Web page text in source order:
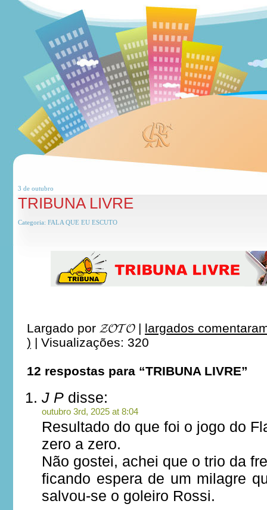
3 de outubro
TRIBUNA LIVRE
Categoria: FALA QUE EU ESCUTO
Largado por 𝓩𝓞𝓣𝓞| largados
) | Visualizações: 320
12 respostas para “TRIBUNA LIVRE”
J P disse:
outubro 3rd, 2025 at 8:04
Resultado do que foi o jogo do
zero a zero.
Não gostei, achei que o trio da
ficando espera de um milagre
salvou-se o goleiro Rossi.